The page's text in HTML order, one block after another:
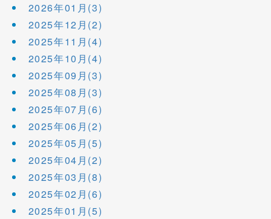
2026年01月(3)
2025年12月(2)
2025年11月(4)
2025年10月(4)
2025年09月(3)
2025年08月(3)
2025年07月(6)
2025年06月(2)
2025年05月(5)
2025年04月(2)
2025年03月(8)
2025年02月(6)
2025年01月(5)